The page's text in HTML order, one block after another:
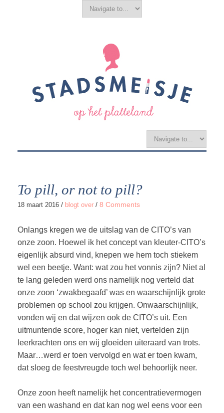
To pill, or not to pill?
18 maart 2016/ blogt over/ 8 Comments
Onlangs kregen we de uitslag van de CITO’s van
onze zoon. Hoewel ik het concept van kleuter-CITO’s
eigenlijk absurd vind, knepen we hem toch stiekem
wel een beetje. Want: wat zou het vonnis zijn? Niet al
te lang geleden werd ons namelijk nog verteld dat
onze zoon ‘zwakbegaafd’ was en waarschijnlijk grote
problemen op school zou krijgen. Onwaarschijnlijk,
vonden wij en dat wijzen ook de CITO’s uit. Een
uitmuntende score, hoger kan niet, vertelden zijn
leerkrachten ons en wij gloeiden uiteraard van trots.
Maar…werd er toen vervolgd en wat er toen kwam,
dat sloeg de feestvreugde toch wel behoorlijk neer.
Onze zoon heeft namelijk het concentratievermogen
van een washand en dat kan nog wel eens voor een